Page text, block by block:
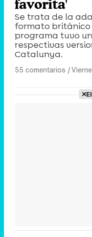
favorita'
Se trata de la
formato británico
programa tuvo
respectivas
Catalunya.
55 comentarios |